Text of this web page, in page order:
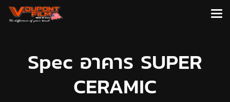
Spec อาคาร SUPER
CERAMIC